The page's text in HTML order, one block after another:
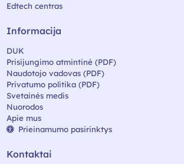
Edtech centras
Informacija
DUK
Prisijungimo atmintinė (PDF)
Naudotojo vadovas (PDF)
Privatumo politika (PDF)
Svetainės medis
Nuorodos
Apie mus
Prieinamumo pasirinktys
Kontaktai